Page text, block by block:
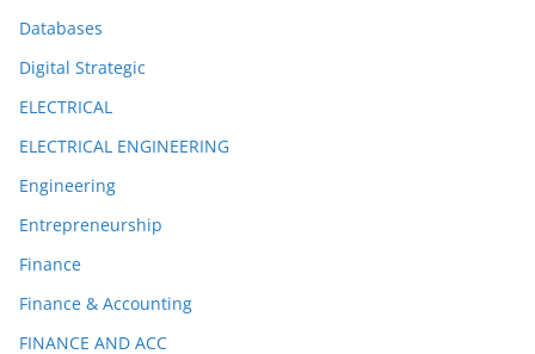
Databases
Digital Strategic
ELECTRICAL
ELECTRICAL ENGINEERING
Engineering
Entrepreneurship
Finance
Finance & Accounting
FINANCE AND ACC